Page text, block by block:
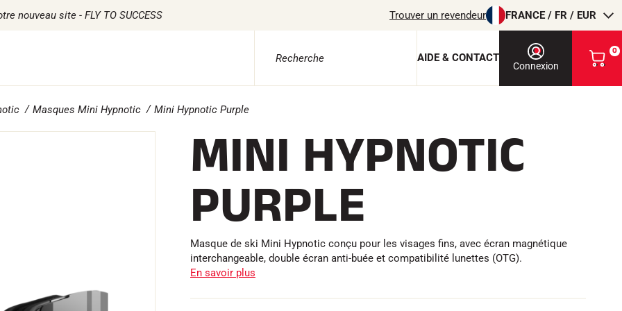
nouveau site - FLY TO SUCCESS Trouver un revendeur FRANCE / FR / EUR
Ski Alpin
CHRONOMÉTRAGE
Kits complets
Chronomètres et transmission
Transpondeurs et boucles
LOGICIELS
Suite SkiAlp
Suite SkiNordic
Suite Msports
Scoreboard-Pro
MULTI-
SPORTS EQUITATION
ADVICE
AIDE & CONTACT
Connexion
0
V
i
Masques Mini Hypnotic Mini Hypnotic Purple
MINI HYPNOTIC
PURPLE
Masque de ski Mini Hypnotic conçu pour les visages fins, avec écran magnétique
interchangeable, double écran anti-buée et compatibilité lunettes (OTG).
En savoir plus